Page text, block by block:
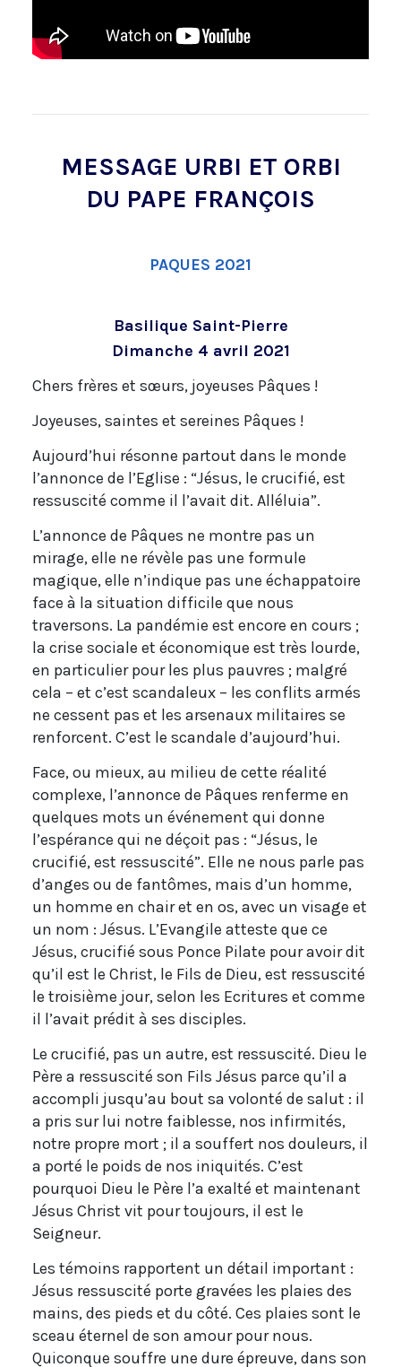
MESSAGE URBI ET ORBI
DU PAPE FRANÇOIS
PAQUES 2021
Basilique Saint-Pierre
Dimanche 4 avril 2021
Chers frères et sœurs, joyeuses Pâques !
Joyeuses, saintes et sereines Pâques !
Aujourd’hui résonne partout dans le monde
l’annonce de l’Eglise : “Jésus, le crucifié, est
ressuscité comme il l’avait dit. Alléluia”.
L’annonce de Pâques ne montre pas un
mirage, elle ne révèle pas une formule
magique, elle n’indique pas une échappatoire
face à la situation difficile que nous
traversons. La pandémie est encore en cours ;
la crise sociale et économique est très lourde,
en particulier pour les plus pauvres ; malgré
cela – et c’est scandaleux – les conflits armés
ne cessent pas et les arsenaux militaires se
renforcent. C’est le scandale d’aujourd’hui.
Face, ou mieux, au milieu de cette réalité
complexe, l’annonce de Pâques renferme en
quelques mots un événement qui donne
l’espérance qui ne déçoit pas : “Jésus, le
crucifié, est ressuscité”. Elle ne nous parle pas
d’anges ou de fantômes, mais d’un homme,
un homme en chair et en os, avec un visage et
un nom : Jésus. L’Evangile atteste que ce
Jésus, crucifié sous Ponce Pilate pour avoir dit
qu’il est le Christ, le Fils de Dieu, est ressuscité
le troisième jour, selon les Ecritures et comme
il l’avait prédit à ses disciples.
Le crucifié, pas un autre, est ressuscité. Dieu le
Père a ressuscité son Fils Jésus parce qu’il a
accompli jusqu’au bout sa volonté de salut : il
a pris sur lui notre faiblesse, nos infirmités,
notre propre mort ; il a souffert nos douleurs, il
a porté le poids de nos iniquités. C’est
pourquoi Dieu le Père l’a exalté et maintenant
Jésus Christ vit pour toujours, il est le
Seigneur.
Les témoins rapportent un détail important :
Jésus ressuscité porte gravées les plaies des
mains, des pieds et du côté. Ces plaies sont le
sceau éternel de son amour pour nous.
Quiconque souffre une dure épreuve, dans son